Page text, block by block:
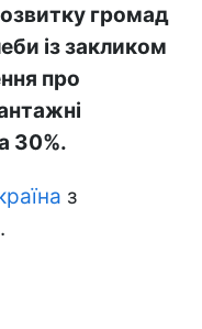
громад
із закликом
про
30%.
з